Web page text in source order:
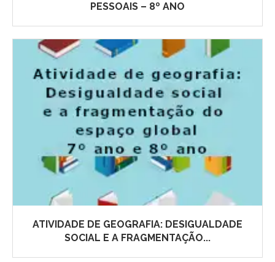
PESSOAIS – 8º ANO
ATIVIDADE DE GEOGRAFIA: DESIGUALDADE
SOCIAL E A FRAGMENTAÇÃO...